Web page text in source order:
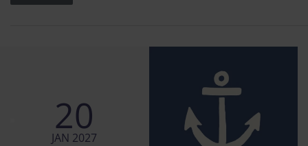
20
JAN 2027